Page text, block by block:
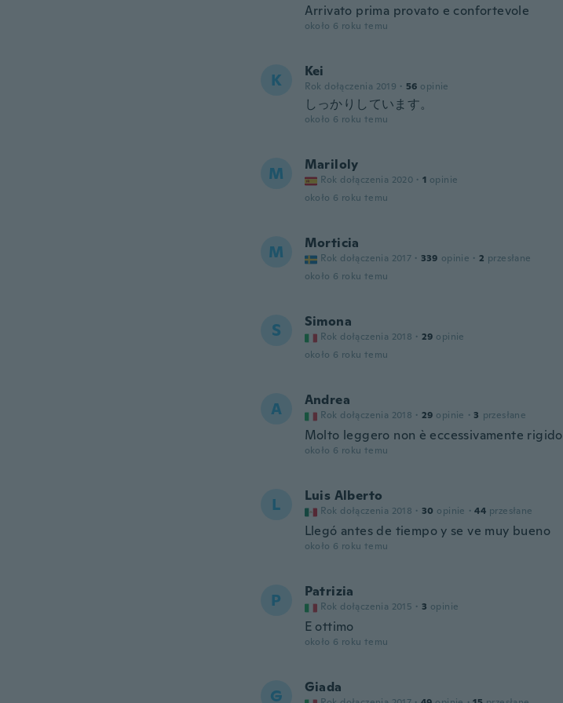
Arrivato prima provato e confortevole
około 6 roku temu
K Kei
Rok dołączenia 2019 · 56 opinie
しっかりしています。
około 6 roku temu
M Mariloly
Rok dołączenia 2020 · 1 opinie
około 6 roku temu
M Morticia
Rok dołączenia 2017 · 339 opinie · 2 przesłane
około 6 roku temu
S Simona
Rok dołączenia 2018 · 29 opinie
około 6 roku temu
A Andrea
Rok dołączenia 2018 · 29 opinie · 3 przesłane
Molto leggero non è eccessivamente rigido
około 6 roku temu
L Luis Alberto
Rok dołączenia 2018 · 30 opinie · 44 przesłane
Llegó antes de tiempo y se ve muy bueno
około 6 roku temu
P Patrizia
Rok dołączenia 2015 · 3 opinie
E ottimo
około 6 roku temu
G Giada